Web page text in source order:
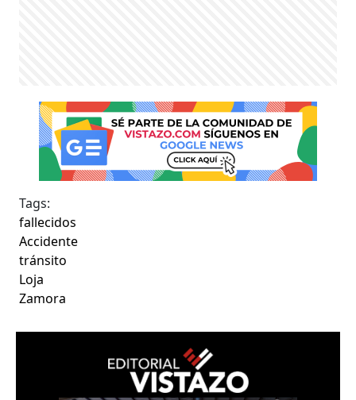
Tags:
fallecidos
Accidente
tránsito
Loja
Zamora